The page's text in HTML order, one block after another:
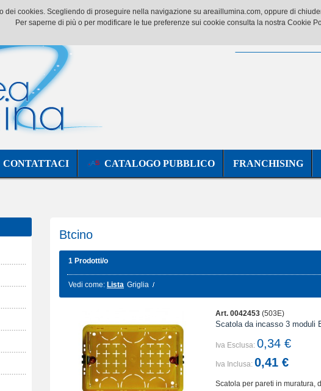
CONTATTACI CATALOGO PUBBLICO FRANCHISING
Btcino
1 Prodotti/o
Vedi come: Lista Griglia
Art. 0042453(503E)
Scatola da incasso 3 moduli
Iva Esclusa: 0,34 €
Iva Inclusa: 0,41 €
Scatola per pareti in muratura,
dei cookies. Scegliendo di proseguire nella navigazione su areaillumina.com, oppure di
Per saperne di più o per modificare le tue preferenze sui cookie consulta la nostra Cookie